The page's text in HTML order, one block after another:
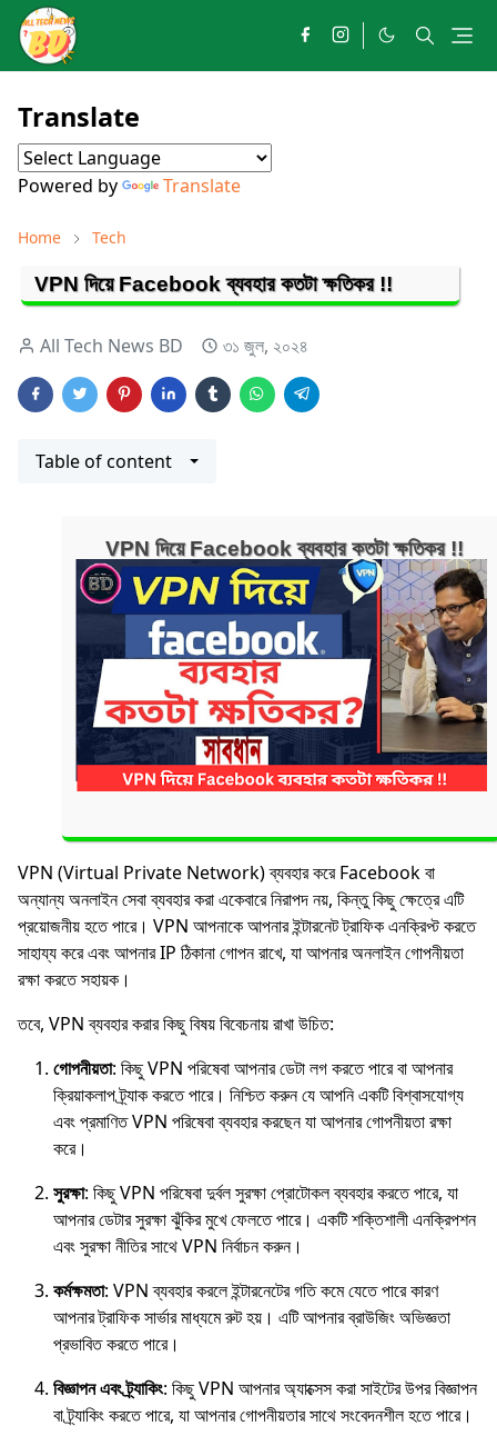
Translate
Powered by Translate
Home Tech
VPN দিয়ে Facebook ব্যবহার কতটা ক্ষতিকর !!
All Tech News BD ৩১ জুল, ২০২৪
Table of content
VPN দিয়ে Facebook ব্যবহার কতটা ক্ষতিকর !!
VPN (Virtual Private Network) ব্যবহার করে Facebook বা
অন্যান্য অনলাইন সেবা ব্যবহার করা একেবারে নিরাপদ নয়, কিন্তু কিছু ক্ষেত্রে এটি
প্রয়োজনীয় হতে পারে। VPN আপনাকে আপনার ইন্টারনেট ট্রাফিক এনক্রিপ্ট করতে
সাহায্য করে এবং আপনার IP ঠিকানা গোপন রাখে, যা আপনার অনলাইন গোপনীয়তা
রক্ষা করতে সহায়ক।
তবে, VPN ব্যবহার করার কিছু বিষয় বিবেচনায় রাখা উচিত:
গোপনীয়তা: কিছু VPN পরিষেবা আপনার ডেটা লগ করতে পারে বা আপনার
ক্রিয়াকলাপ ট্র্যাক করতে পারে। নিশ্চিত করুন যে আপনি একটি বিশ্বাসযোগ্য
এবং প্রমাণিত VPN পরিষেবা ব্যবহার করছেন যা আপনার গোপনীয়তা রক্ষা
করে।
সুরক্ষা: কিছু VPN পরিষেবা দুর্বল সুরক্ষা প্রোটোকল ব্যবহার করতে পারে, যা
আপনার ডেটার সুরক্ষা ঝুঁকির মুখে ফেলতে পারে। একটি শক্তিশালী এনক্রিপশন
এবং সুরক্ষা নীতির সাথে VPN নির্বাচন করুন।
কর্মক্ষমতা: VPN ব্যবহার করলে ইন্টারনেটের গতি কমে যেতে পারে কারণ
আপনার ট্রাফিক সার্ভার মাধ্যমে রুট হয়। এটি আপনার ব্রাউজিং অভিজ্ঞতা
প্রভাবিত করতে পারে।
বিজ্ঞাপন এবং ট্র্যাকিং: কিছু VPN আপনার অ্যাক্সেস করা সাইটের উপর বিজ্ঞাপন
বা ট্র্যাকিং করতে পারে, যা আপনার গোপনীয়তার সাথে সংবেদনশীল হতে পারে।